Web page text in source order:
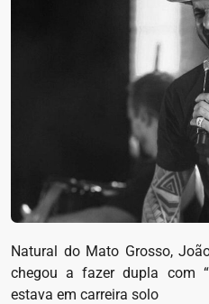
Natural do Mato Grosso,
chegou a fazer dupla com
estava em carreira solo